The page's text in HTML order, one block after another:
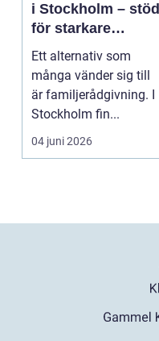
i Stockholm – stöd
för starkare
relationer
Ett alternativ som
många vänder sig till
är familjerådgivning. I
Stockholm fin...
04 juni 2026